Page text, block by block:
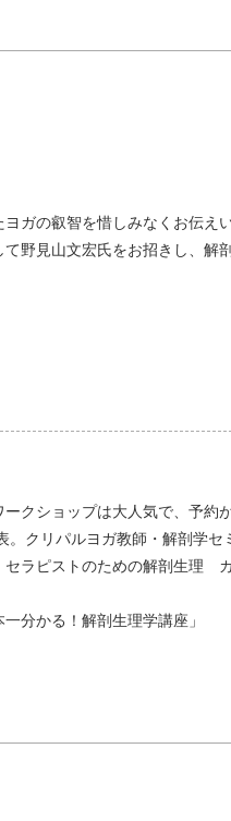
ガの叡智を惜しみなくお伝え
て野見山文宏氏をお招きし、解
ークショップは大人気で、予約
。クリパルヨガ教師・解剖学セ
セラピストのための解剖生理
分かる！解剖生理学講座」